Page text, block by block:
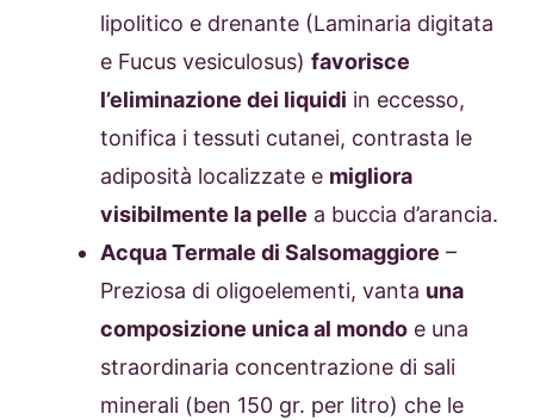
lipolitico e drenante (Laminaria digitata
e Fucus vesiculosus) favorisce
l’eliminazione dei liquidi in eccesso,
tonifica i tessuti cutanei, contrasta le
adiposità localizzate e migliora
visibilmente la pelle a buccia d’arancia.
Acqua Termale di Salsomaggiore –
Preziosa di oligoelementi, vanta una
composizione unica al mondo e una
straordinaria concentrazione di sali
minerali (ben 150 gr. per litro) che le